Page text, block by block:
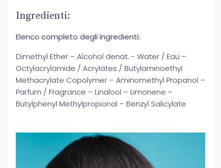
Ingredienti:
Elenco completo degli ingredienti:
Dimethyl Ether – Alcohol denat. - Water / Eau –
Octylacrylamide / Acrylates / Butylaminoethyl
Methacrylate Copolymer – Aminomethyl Propanol –
Parfum / Fragrance – Linalool – Limonene –
Butylphenyl Methylpropional – Benzyl Salicylate